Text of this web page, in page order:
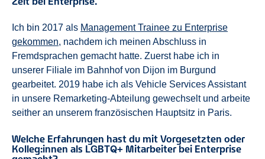
Ich bin 2017 als Management Trainee zu Enterprise
gekommen, nachdem ich meinen Abschluss in
Fremdsprachen gemacht hatte. Zuerst habe ich in
unserer Filiale im Bahnhof von Dijon im Burgund
gearbeitet. 2019 habe ich als Vehicle Services Assistant
in unsere Remarketing-Abteilung gewechselt und arbeite
seither an unserem französischen Hauptsitz in Paris.
Welche Erfahrungen hast du mit Vorgesetzten oder
Kolleg:innen als LGBTQ+ Mitarbeiter bei Enterprise